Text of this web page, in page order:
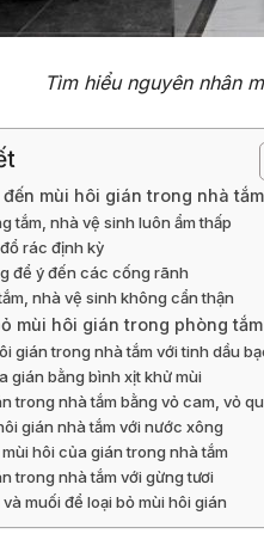
Tìm hiểu nguyên nhân
mùi hôi gián trong nhà
tắm, nhà vệ sinh luôn ẩm thấp
rác định kỳ
để ý đến các cống rãnh
nhà vệ sinh không cẩn thận
mùi hôi gián trong phòng tắm
gián trong nhà tắm với tinh dầu
gián bằng bình xịt khử mùi
trong nhà tắm bằng vỏ cam, vỏ
gián nhà tắm với nước xông
hôi của gián trong nhà tắm
trong nhà tắm với gừng tươi
muối để loại bỏ mùi hôi gián